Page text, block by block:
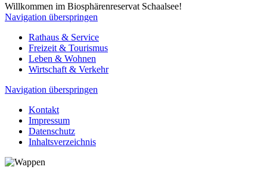
Willkommen im Biosphärenreservat Schaalsee!
Navigation überspringen
Rathaus & Service
Freizeit & Tourismus
Leben & Wohnen
Wirtschaft & Verkehr
Navigation überspringen
Kontakt
Impressum
Datenschutz
Inhaltsverzeichnis